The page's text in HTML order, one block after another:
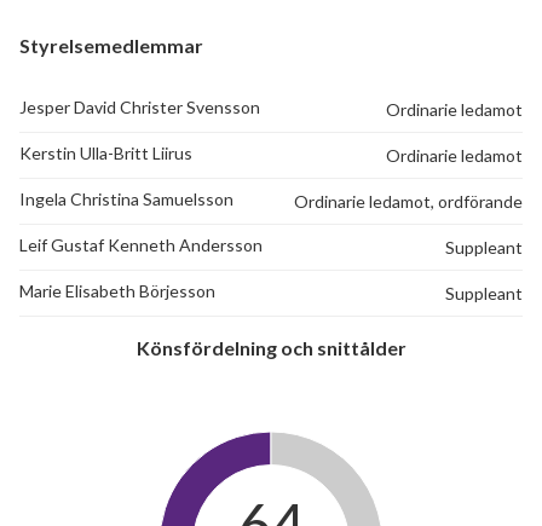
Styrelsemedlemmar
Jesper David Christer Svensson Ordinarie ledamot
Kerstin Ulla-Britt Liirus Ordinarie ledamot
Ingela Christina Samuelsson Ordinarie ledamot, ordförande
Leif Gustaf Kenneth Andersson Suppleant
Marie Elisabeth Börjesson Suppleant
Könsfördelning och snittålder